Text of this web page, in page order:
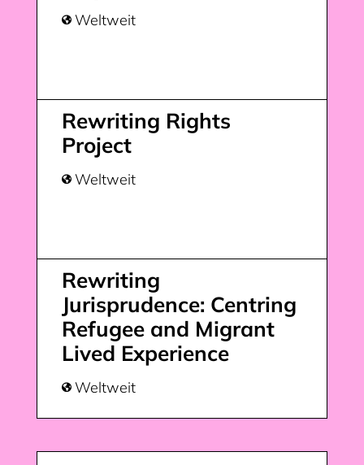
Rewriting
Jurisprudence: Centring
Refugee and Migrant
Lived Experience
 Weltweit
Rewriting Rights
Project
 Weltweit
 Weltweit